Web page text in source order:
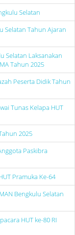
Selatan
Selatan Tahun Ajaran
Selatan Laksanakan
Tahun 2025
Peserta Didik Tahun
Tunas Kelapa HUT
2025
Paskibra
Pramuka Ke-64
Bengkulu Selatan
HUT ke-80 RI